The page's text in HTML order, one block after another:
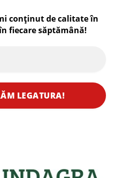
conținut de calitate în
fiecaresăptămână!